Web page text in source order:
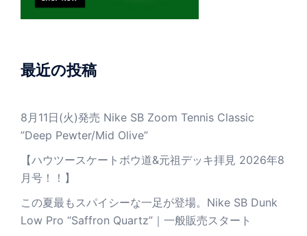
最近の投稿
8月11日(火)発売 Nike SB Zoom Tennis Classic
”Deep Pewter/Mid Olive”
【ハウツースケートボウ道&元祖デッキ拝見 2026年8
月号！！】
この夏最もスパイシーな一足が登場。Nike SB Dunk
Low Pro “Saffron Quartz”｜一般販売スタート